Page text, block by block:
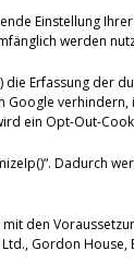
Einstellung
werden
Erfassung der
ein Opt-Out-
Dadurch
den
Gordon House,